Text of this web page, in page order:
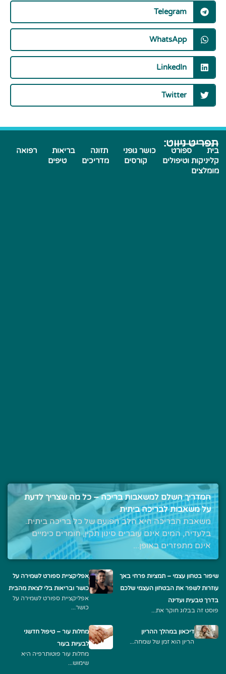
Telegram
WhatsApp
LinkedIn
Twitter
תפריט ניווט:
בית ספורט כושר גופני תזונה בריאות
רפואה
קליניקות וטיפולים
קורסים מדריכים
טיפים
מומלצים
המדריך השלם למשאבות בריכה – כל מה שצריך לדעת
על משאבות לבריכה ביתית
משאבת הבריכה היא הלב הפועם של כל בריכה ביתית.
בלעדיה, המים אינם עוברים סינון תקין, חומרים כימיים
אינם מתפזרים באופן...
שיפור בטחון עצמי – תמציות פרחי באך
עוזרות לשפר את הבטחון העצמי שלכם
בדרך טבעית ועדינה
פוסט זה בבלוג חוקר את...
אפליקציית ספורט לשמירה על
כושר ובריאות בלי לצאת מהבית
אפליקציית ספורט לשמירה על
כושר...
דיכאון במהלך ההריון
הריון הוא זמן של שמחה...
מחלות עור – טיפול חדשני
לבעיות בעור
מחלות עור פוטותרפיה היא
שימוש...